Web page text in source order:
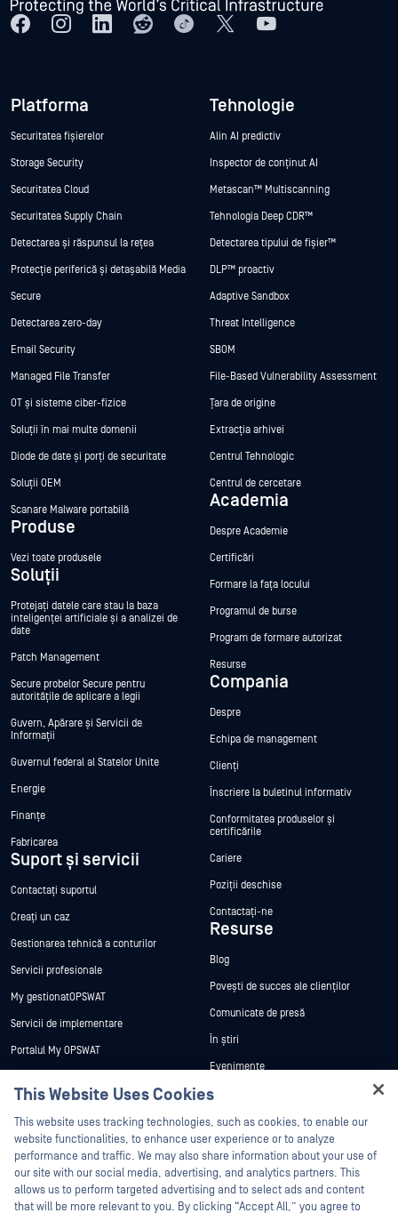
Platforma
Securitatea fișierelor
Storage Security
Securitatea Cloud
Securitatea Supply Chain
Detectarea și răspunsul la rețea
Protecție periferică și detașabilă Media
Secure
Detectarea zero-day
Email Security
Managed File Transfer
OT și sisteme ciber-fizice
Soluții în mai multe domenii
Diode de date și porți de securitate
Soluții OEM
Scanare Malware portabilă
Produse
Vezi toate produsele
Soluții
Protejați datele care stau la baza
inteligenței artificiale și a analizei de
date
Patch Management
Secure probelor Secure pentru
autoritățile de aplicare a legii
Guvern, Apărare și Servicii de
Informații
Guvernul federal al Statelor Unite
Energie
Finanțe
Fabricarea
Suport și servicii
Contactați suportul
Creați un caz
Gestionarea tehnică a conturilor
Servicii profesionale
My gestionatOPSWAT
Servicii de implementare
Portalul My OPSWAT
vulnerabilităților
Parteneri
Certificare
Tehnologie
Alin AI predictiv
Inspector de conținut AI
Metascan™ Multiscanning
Tehnologia Deep CDR™
Detectarea tipului de fișier™
DLP™ proactiv
Adaptive Sandbox
Threat Intelligence
SBOM
File-Based Vulnerability Assessment
Țara de origine
Extracția arhivei
Centrul Tehnologic
Centrul de cercetare
Academia
Despre Academie
Certificări
Formare la fața locului
Programul de burse
Program de formare autorizat
Resurse
Compania
Despre
Echipa de management
Clienți
Înscriere la buletinul informativ
Conformitatea produselor și
certificările
Cariere
Poziții deschise
Contactați-ne
Resurse
Blog
Povești de succes ale clienților
Comunicate de presă
În știri
Evenimente
Webinare
Fișe de date
Cărți albe
Instrumente gratuite
This Website Uses Cookies
This website uses tracking technologies, such as cookies, to enable our
website functionalities, to enhance user experience or to analyze
performance and traffic. We may also share information about your use of
our site with our social media, advertising, and analytics partners. This
allows us to perform targeted advertising and to select ads and content
that will be more relevant to you. By clicking “Accept All,” you agree to
Hey there!
I'm Ozzy, your OPSWAT virtual assistant.
How can I help you secure what's critical
today?